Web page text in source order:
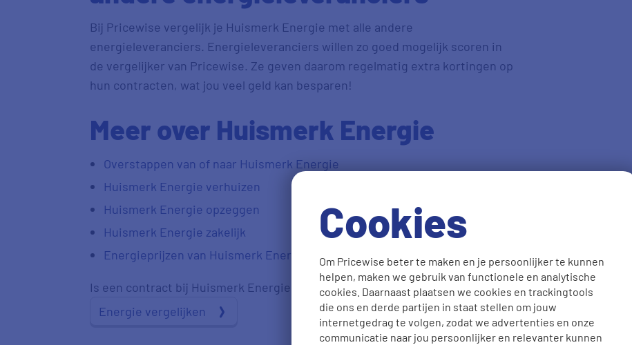
Cookies
Om Pricewise beter te maken en je persoonlijker te kunnen
helpen, maken we gebruik van functionele en analytische
cookies. Daarnaast plaatsen we cookies en trackingtools
die ons en derde partijen in staat stellen om jouw
internetgedrag te volgen, zodat we advertenties en onze
communicatie naar jou persoonlijker en relevanter kunnen
Bij Pricewise vergelijk je Huismerk Energie met alle andere
energieleveranciers. Energieleveranciers willen zo goed mogelijk scoren in
de vergelijker van Pricewise. Ze geven daarom regelmatig extra kortingen op
hun contracten, wat jou veel geld kan besparen!
Meer over Huismerk Energie
Overstappen van of naar Huismerk Energie
Huismerk Energie verhuizen
Huismerk Energie opzeggen
Huismerk Energie zakelijk
Energieprijzen van Huismerk Energie
Is een contract bij Huismerk Energie voor jou financieel voordelig?
Energie vergelijken